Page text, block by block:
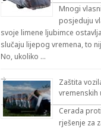
Mnogi
posjeduju
svoje limene ljubimce
slučaju lijepog vremena, to
No, ukoliko …
Zaštita
vremenskih
Cerada
rješenje za